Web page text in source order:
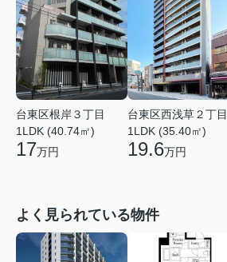
台東区根岸３丁目
1LDK (40.74㎡)
17万円
台東区西浅草２丁目
1LDK (35.40㎡)
19.6万円
よく見られている物件